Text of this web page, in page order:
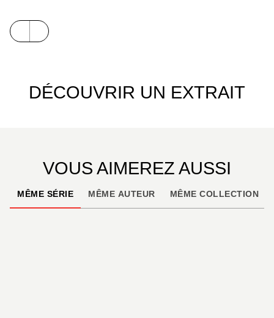
DÉCOUVRIR UN EXTRAIT
VOUS AIMEREZ AUSSI
MÊME SÉRIE MÊME AUTEUR MÊME COLLECTION